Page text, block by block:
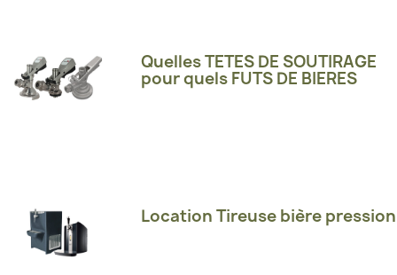
Quelles TETES DE SOUTIRAGE
pour quels FUTS DE BIERES
Location Tireuse bière pression